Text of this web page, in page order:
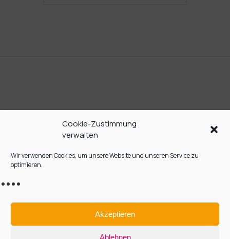
Cookie-Zustimmung
verwalten
Wir verwenden Cookies, um unsere Website und unseren Service zu
optimieren.
Akzeptieren
Ablehnen
KONTAKT
COOKIE-RICHTLINIE (EU)